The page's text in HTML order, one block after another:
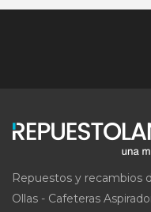
Repuestos y recambios
Ollas - Cafeteras